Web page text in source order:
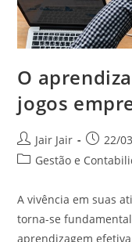
O
jogos
Jair Jair
22/
Gestão e
A vivência em suas
torna-se
aprendizagem